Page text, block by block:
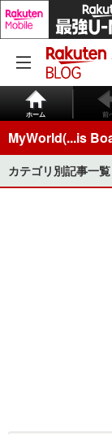
ホーム 前
MyWorld(...is
カテゴリ別記事一覧